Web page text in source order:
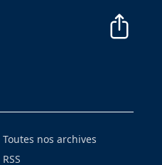
Toutes nos archives
RSS